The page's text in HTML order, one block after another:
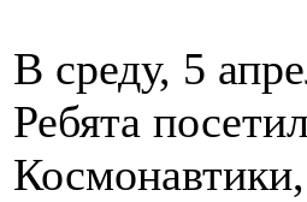
В среду, 5
Ребята